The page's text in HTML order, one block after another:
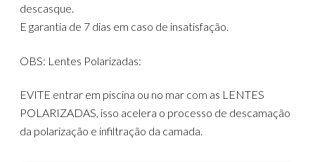
descasque.
E garantia de 7 dias em caso de insatisfação.
OBS: Lentes Polarizadas:
EVITE entrar em piscina ou no mar com as LENTES
POLARIZADAS, isso acelera o processo de descamação
da polarização e infiltração da camada.